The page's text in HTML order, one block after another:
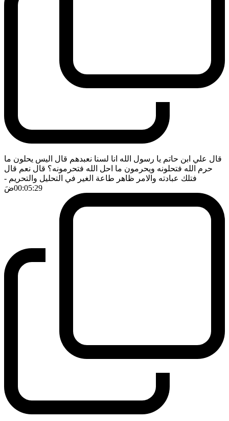
قال علي ابن حاتم يا رسول الله انا لسنا نعبدهم قال اليس يحلون ما
حرم الله فتحلونه ويحرمون ما احل الله فتحرمونه؟ قال نعم قال
فتلك عبادته والامر ظاهر طاعة الغير في التحليل والتحريم -
00:05:29ضَ